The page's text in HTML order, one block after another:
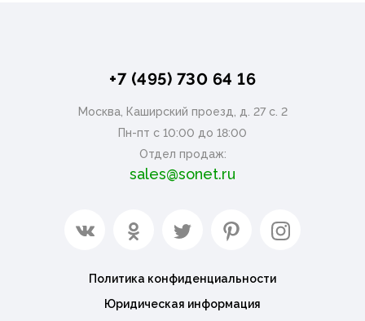
+7 (495) 730 64 16
Москва, Каширский проезд, д. 27 с. 2
Пн-пт с 10:00 до 18:00
Отдел продаж:
sales@sonet.ru
Политика конфиденциальности
Юридическая информация